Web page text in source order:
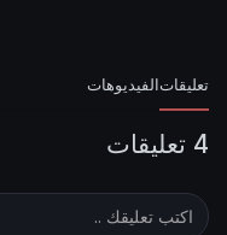
تعليقات الفيديوهات
4 تعليقات